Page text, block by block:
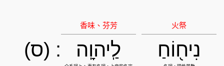
נִיח֖וֹחַ לַֽיהוָֽה : (ס)